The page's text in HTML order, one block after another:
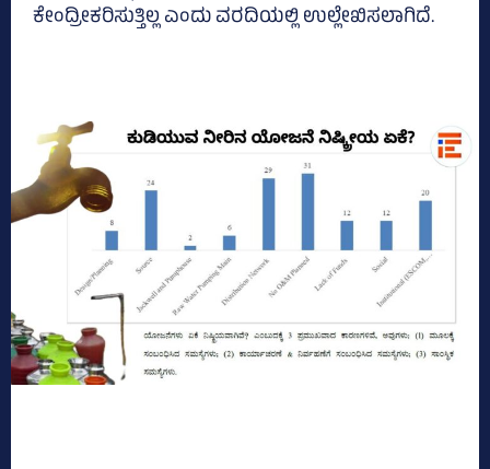
ಕೇಂದ್ರೀಕರಿಸುತ್ತಿಲ್ಲ ಎಂದು ವರದಿಯಲ್ಲಿ ಉಲ್ಲೇಖಿಸಲಾಗಿದೆ.